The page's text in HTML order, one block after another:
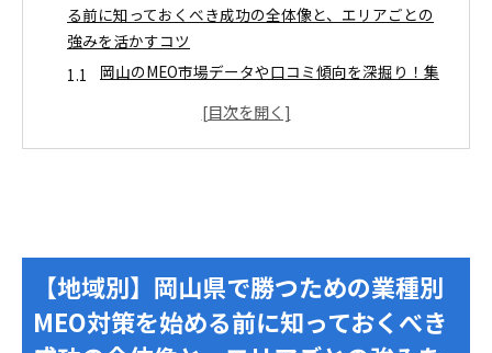
る前に知っておくべき成功の全体像と、エリアごとの
強みを活かすコツ
岡山のMEO市場データや口コミ傾向を深掘り！集
施策の優先順位や実行ステップを迷わない決め方
口コミ依頼と返信タイミングをルール化で仕組み
化！導線を増やして失敗レス
美容室やサロンならではの「予約が埋まる見せ方」と
【地域別】岡山県で勝つための業種別
MEO対策を始める前に知っておくべき